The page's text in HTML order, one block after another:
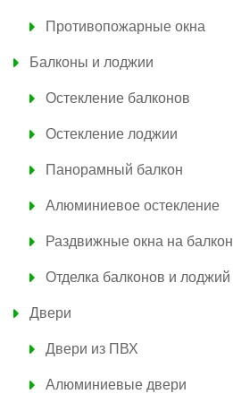
Противопожарные окна
Балконы и лоджии
Остекление балконов
Остекление лоджии
Панорамный балкон
Алюминиевое остекление
Раздвижные окна на балкон
Отделка балконов и лоджий
Двери
Двери из ПВХ
Алюминиевые двери